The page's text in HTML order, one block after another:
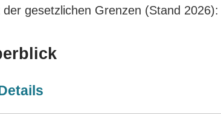
gesetzlichen Grenzen (Stand 2026):